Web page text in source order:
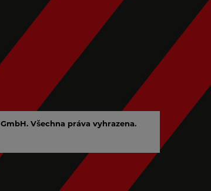
Všechna práva vyhrazena.